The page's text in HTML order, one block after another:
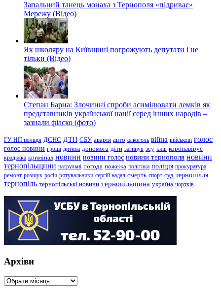
Запальний танець монаха з Тернополя «підриває»
Мережу (Відео)
Як школяру на Київщині погрожують депутати і не
тільки (Відео)
Степан Барна: Злочинні спроби асимілювати лемків як
представників української нації серед інших народів –
зазнали фіаско (фото)
ГУ НП поліція ДСНС ДТП СБУ аварія авто алкоголь війна військові голос
голос новини гроші дитина допомога діти загинув зсу київ коронавірус
крадіжка кримінал новини новини голос новини тернополя новини
тернопільщини патрульні погода пожежа політика поліція прокуратура
ремонт розшук росія рятувальники сергій надал смерть спорт суд тернопілля
тернопіль тернопільські новини тернопільщина україна чортків
Архіви
Архіви